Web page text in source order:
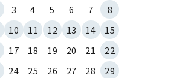
3 4 5 6 7
8
10 11 12 13 14
15
17 18 19 20 21
22
24 25 26 27 28
29